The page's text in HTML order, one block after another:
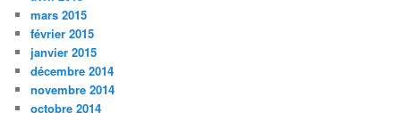
mars 2015
février 2015
janvier 2015
décembre 2014
novembre 2014
octobre 2014